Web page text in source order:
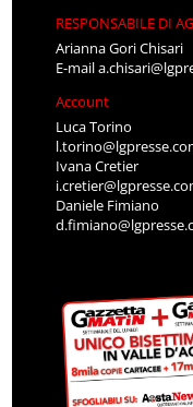
RESPONSABILE DI
Arianna Gori Chisari
E-mail
Account
Luca Torino
Ivana Cretier
Daniele Fimiano